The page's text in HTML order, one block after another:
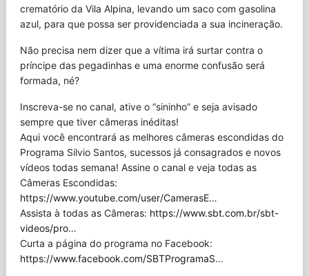
crematório da Vila Alpina, levando um saco com gasolina
azul, para que possa ser providenciada a sua incineração.
Não precisa nem dizer que a vítima irá surtar contra o
príncipe das pegadinhas e uma enorme confusão será
formada, né?
Inscreva-se no canal, ative o “sininho” e seja avisado
sempre que tiver câmeras inéditas!
Aqui você encontrará as melhores câmeras escondidas do
Programa Silvio Santos, sucessos já consagrados e novos
vídeos todas semana! Assine o canal e veja todas as
Câmeras Escondidas:
https://www.youtube.com/user/CamerasE…
Assista à todas as Câmeras: https://www.sbt.com.br/sbt-
videos/pro…
Curta a página do programa no Facebook:
https://www.facebook.com/SBTProgramaS…